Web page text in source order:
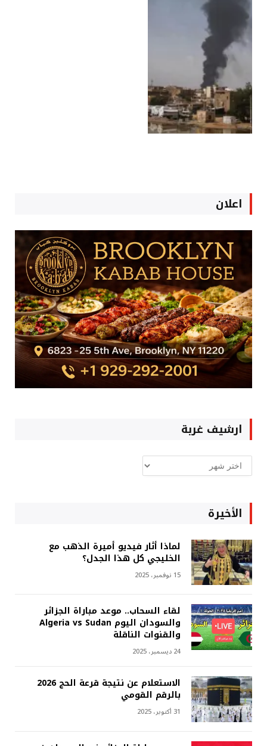
اعلان
ارشيف غربة
ارشيف
غربة
الأخيرة
لماذا أثار فيديو أميرة الذهب مع
الخليجي كل هذا الجدل؟
15 نوفمبر، 2025
لقاء السحاب.. موعد مباراة الجزائر
والسودان اليوم Algeria vs Sudan
والقنوات الناقلة
24 ديسمبر، 2025
الاستعلام عن نتيجة قرعة الحج 2026
بالرقم القومي
31 أكتوبر، 2025